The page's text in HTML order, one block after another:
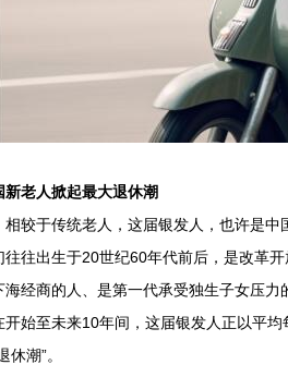
新老人掀起最大退休潮
于传统老人，这届银发人，也许是中国
往往出生于20世纪60年代前后，是改革
海经商的人、是第一代承受独生子女压
开始至未来10年间，这届银发人正以平
休潮”。